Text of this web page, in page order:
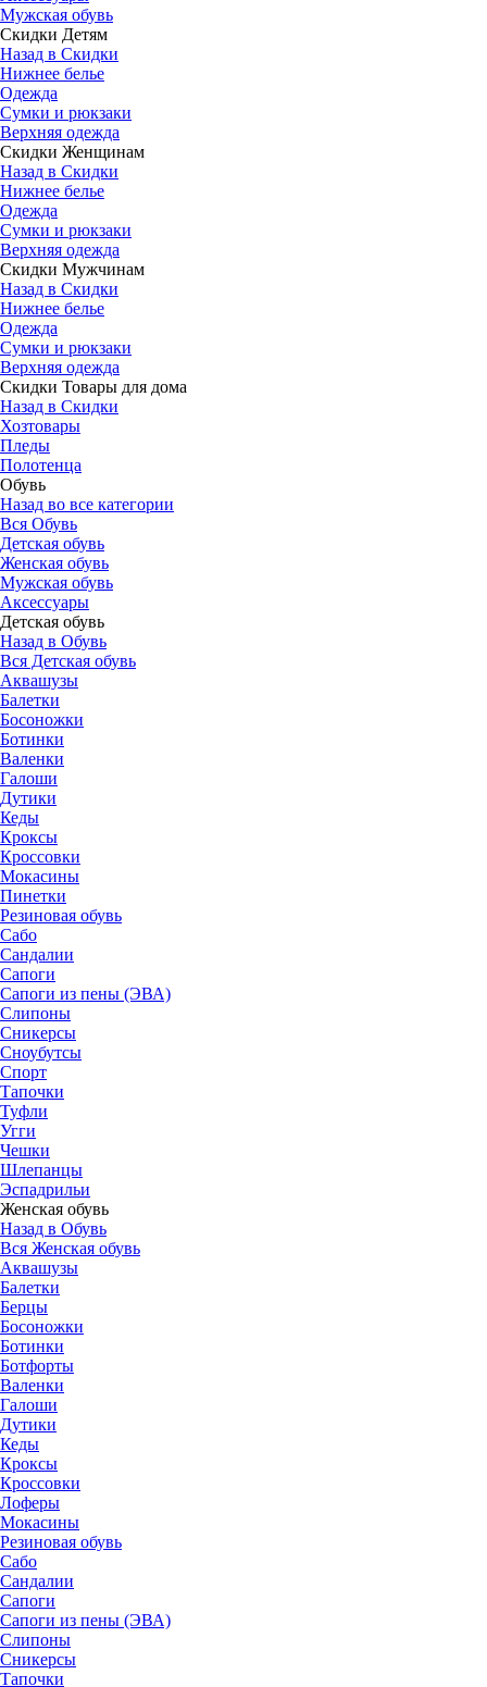
Мужская обувь
Скидки Детям
Назад в Скидки
Нижнее белье
Одежда
Сумки и рюкзаки
Верхняя одежда
Скидки Женщинам
Назад в Скидки
Нижнее белье
Одежда
Сумки и рюкзаки
Верхняя одежда
Скидки Мужчинам
Назад в Скидки
Нижнее белье
Одежда
Сумки и рюкзаки
Верхняя одежда
Скидки Товары для дома
Назад в Скидки
Хозтовары
Пледы
Полотенца
Обувь
Назад во все категории
Вся Обувь
Детская обувь
Женская обувь
Мужская обувь
Аксессуары
Детская обувь
Назад в Обувь
Вся Детская обувь
Аквашузы
Балетки
Босоножки
Ботинки
Валенки
Галоши
Дутики
Кеды
Кроксы
Кроссовки
Мокасины
Пинетки
Резиновая обувь
Сабо
Сандалии
Сапоги
Сапоги из пены (ЭВА)
Слипоны
Сникерсы
Сноубутсы
Спорт
Тапочки
Туфли
Угги
Чешки
Шлепанцы
Эспадрильи
Женская обувь
Назад в Обувь
Вся Женская обувь
Аквашузы
Балетки
Берцы
Босоножки
Ботинки
Ботфорты
Валенки
Галоши
Дутики
Кеды
Кроксы
Кроссовки
Лоферы
Мокасины
Резиновая обувь
Сабо
Сандалии
Сапоги
Сапоги из пены (ЭВА)
Слипоны
Сникерсы
Тапочки